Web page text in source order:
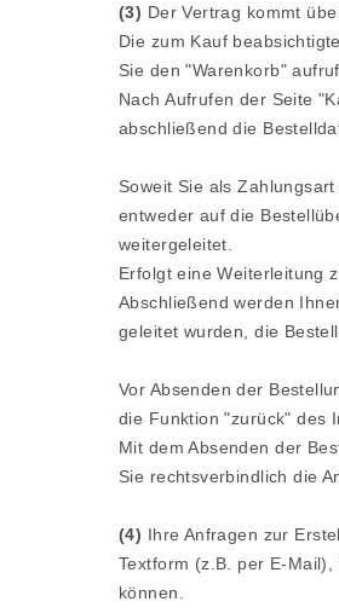
(3) Der Vertrag kommt
Die zum Kauf
Sie den "Warenkorb"
Nach Aufrufen der Seite
abschließend die
Soweit Sie als
entweder auf die
weitergeleitet.
Erfolgt eine Weiterleitung
Abschließend werden
geleitet wurden, die
Vor Absenden der
die Funktion "zurück" des
Mit dem Absenden der
Sie rechtsverbindlich die
(4) Ihre Anfragen zur
Textform (z.B. per E-
können.